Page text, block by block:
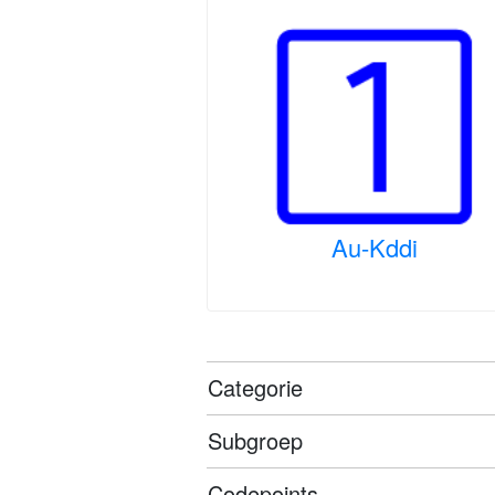
Au-Kddi
Categorie
Subgroep